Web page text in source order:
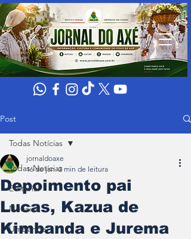
Post
Todas Notícias
Editorial
Noticias
Umbanda
Todas Notícias
Depoimento pai
Lucas, Kazua de
Kimbanda e Jurema
jornaldoaxe
16 de jan. 2 min de leitura